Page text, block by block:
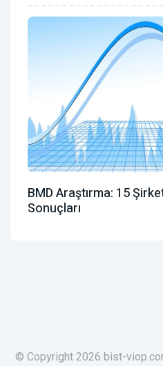
BMD Araştırma: 15
Sonuçları
© Copyright 2026 bist-